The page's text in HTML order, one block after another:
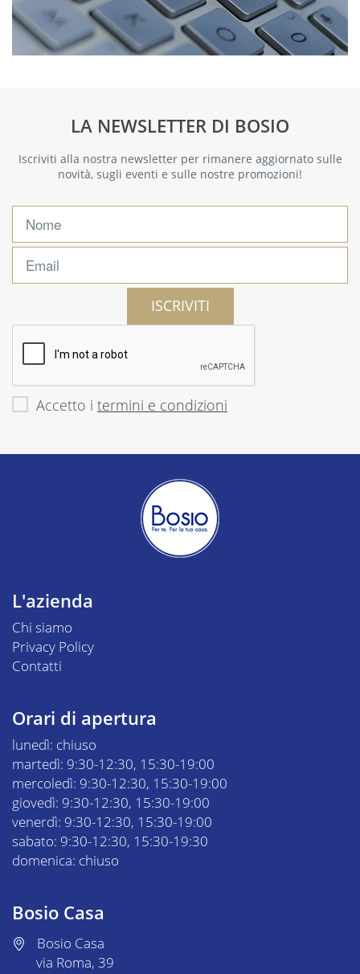
LA NEWSLETTER DI BOSIO
Iscriviti alla nostra newsletter per rimanere aggiornato sulle
novità, sugli eventi e sulle nostre promozioni!
ISCRIVITI
Accetto i termini e condizioni
L'azienda
Chi siamo
Privacy Policy
Contatti
Orari di apertura
lunedì: chiuso
martedì: 9:30-12:30, 15:30-19:00
mercoledì: 9:30-12:30, 15:30-19:00
giovedì: 9:30-12:30, 15:30-19:00
venerdì: 9:30-12:30, 15:30-19:00
sabato: 9:30-12:30, 15:30-19:30
domenica: chiuso
Bosio Casa
Bosio Casa
via Roma, 39